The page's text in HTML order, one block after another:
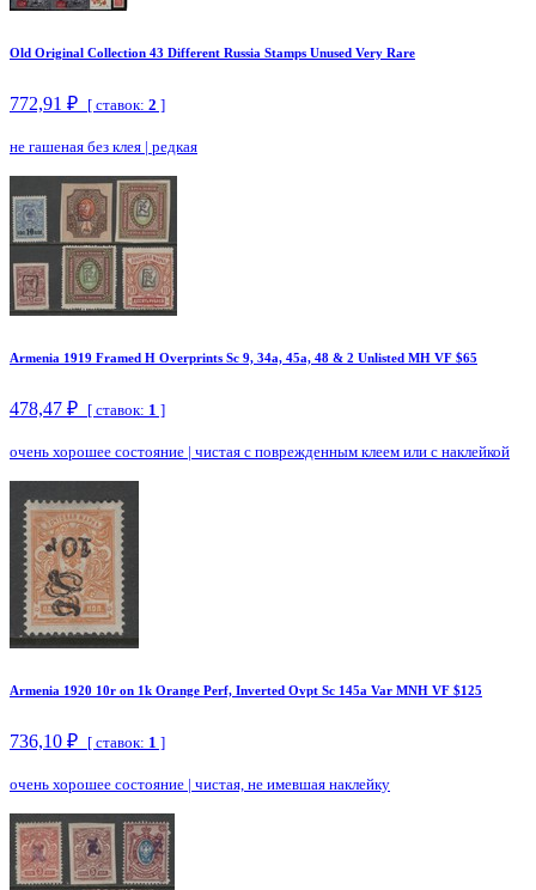
Old Original Collection 43 Different Russia Stamps Unused Very Rare
772,91 ₽ [ ставок: 2 ]
не гашеная без клея | редкая
Armenia 1919 Framed H Overprints Sc 9, 34a, 45a, 48 & 2 Unlisted MH VF $65
478,47 ₽ [ ставок: 1 ]
очень хорошее состояние | чистая с поврежденным клеем или с наклейкой
Armenia 1920 10r on 1k Orange Perf, Inverted Ovpt Sc 145a Var MNH VF $125
736,10 ₽ [ ставок: 1 ]
очень хорошее состояние | чистая, не имевшая наклейку